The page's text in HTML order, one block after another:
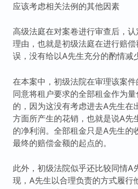
应该考虑相关法例的其他因素
高级法庭在对案卷进行审查后，
理由，也就是初级法庭在进行赔
误，没有给以A先生充分的酌情减
在本案中，初级法院在审理该案
同意将租户要求的全部租金作为
的，因为这没有考虑进去A先生在
方面所产生的花销，也就是说A先
的净利润。全部租金只是A先生的
最终的赔偿金额的起点的。
此外，初级法院似乎还比较同情A
现，A先生以合理负责的方式履行